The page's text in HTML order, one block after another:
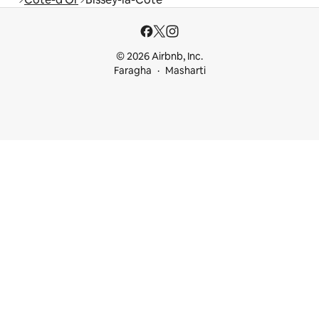
© 2026 Airbnb, Inc.
Faragha
Masharti